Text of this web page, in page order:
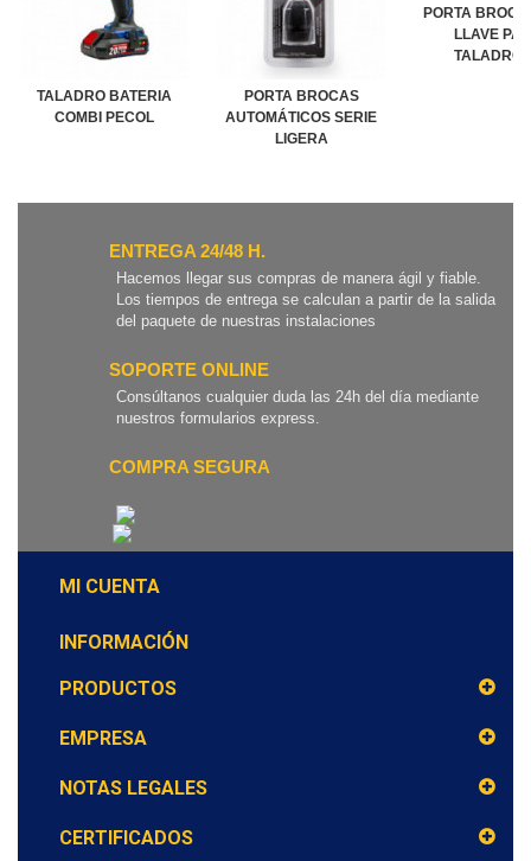
TALADRO BATERIA
COMBI PECOL
PORTA BROCAS
AUTOMÁTICOS SERIE
LIGERA
PORTA
LLAVE
ENTREGA 24/48 H.
Hacemos llegar sus compras de manera ágil y fiable.
Los tiempos de entrega se calculan a partir de la salida
del paquete de nuestras instalaciones
SOPORTE ONLINE
Consúltanos cualquier duda las 24h del día mediante
nuestros formularios express.
COMPRA SEGURA
MI CUENTA
INFORMACIÓN
PRODUCTOS
EMPRESA
NOTAS LEGALES
CERTIFICADOS